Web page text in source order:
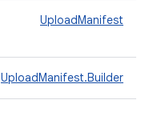
UploadManifest
UploadManifest.Builder